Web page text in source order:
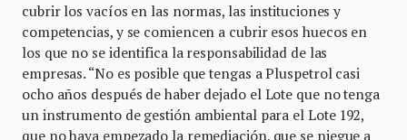
cubrir los vacíos en las normas, las instituciones y
competencias, y se comiencen a cubrir esos huecos en
los que no se identifica la responsabilidad de las
empresas. “No es posible que tengas a Pluspetrol casi
ocho años después de haber dejado el Lote que no tenga
un instrumento de gestión ambiental para el Lote 192,
que no haya empezado la remediación, que se niegue a